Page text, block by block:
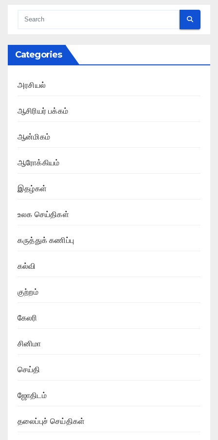
Categories
அரசியல்
ஆசிரியர் பக்கம்
ஆன்மிகம்
ஆரோக்கியம்
இதழ்கள்
உலக செய்திகள்
கருத்துக் கணிப்பு
கல்வி
குற்றம்
கேலரி
சினிமா
செய்தி
ஜோதிடம்
தலைப்புச் செய்திகள்